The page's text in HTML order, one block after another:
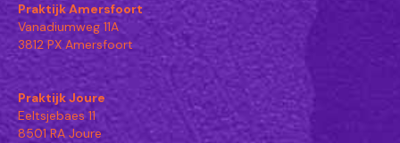
Praktijk Amersfoort
Vanadiumweg 11A
3812 PX Amersfoort
Praktijk Joure
Eeltsjebaes 11
8501 RA Joure